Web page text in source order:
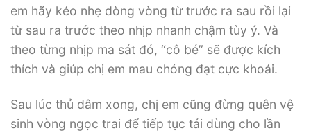
em hãy kéo nhẹ dòng vòng từ trước ra sau rồi lại
từ sau ra trước theo nhịp nhanh chậm tùy ý. Và
theo từng nhịp ma sát đó, “cô bé” sẽ được kích
thích và giúp chị em mau chóng đạt cực khoái.
Sau lúc thủ dâm xong, chị em cũng đừng quên vệ
sinh vòng ngọc trai để tiếp tục tái dùng cho lần